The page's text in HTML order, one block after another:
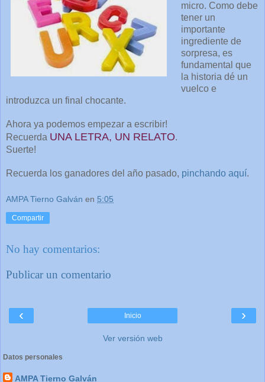
micro. Como debe
tener un
importante
ingrediente de
sorpresa, es
fundamental que
la historia dé un
vuelco e
introduzca un final chocante.
Ahora ya podemos empezar a escribir!
Recuerda UNA LETRA, UN RELATO.
Suerte!
Recuerda los ganadores del año pasado, pinchando aquí.
AMPA Tierno Galván en 5:05
Compartir
No hay comentarios:
Publicar un comentario
‹ ›
Inicio
Ver versión web
Datos personales
AMPA Tierno Galván